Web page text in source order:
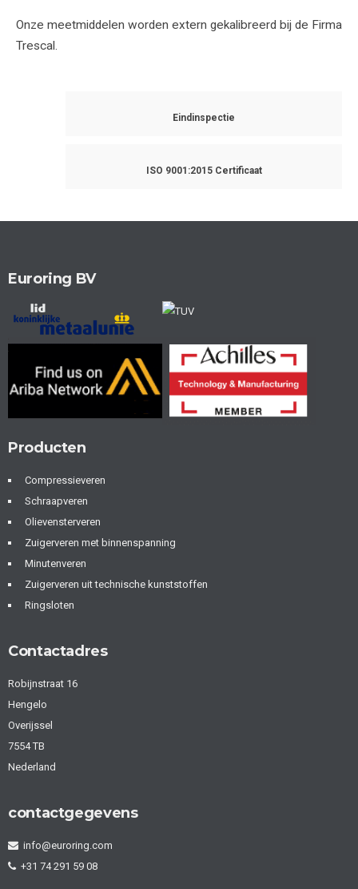
Onze meetmiddelen worden extern gekalibreerd bij de Firma
Trescal.
Eindinspectie
ISO 9001:2015 Certificaat
Euroring BV
Producten
Compressieveren
Schraapveren
Olievensterveren
Zuigerveren met binnenspanning
Minutenveren
Zuigerveren uit technische kunststoffen
Ringsloten
Contactadres
Robijnstraat 16
Hengelo
Overijssel
7554 TB
Nederland
contactgegevens
info@euroring.com
+31 74 291 59 08